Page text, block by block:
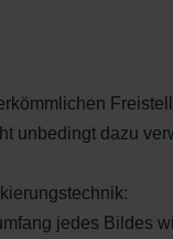
unbedingt dazu
jedes Bildes